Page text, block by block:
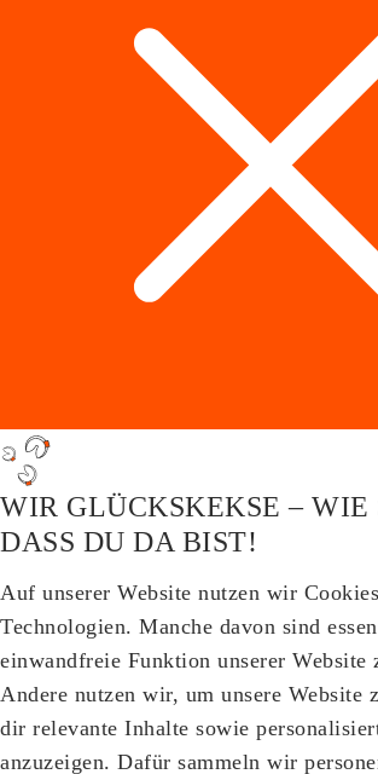
WIR GLÜCKSKEKSE – WIE
DASS DU DA BIST!
Auf unserer Website nutzen wir
Technologien. Manche davon sind
einwandfreie Funktion unserer Website
Andere nutzen wir, um unsere Website
dir relevante Inhalte sowie
anzuzeigen. Dafür sammeln wir